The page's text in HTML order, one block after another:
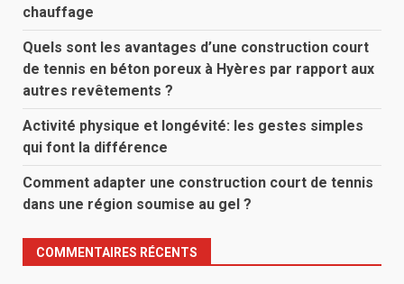
chauffage
Quels sont les avantages d’une construction court
de tennis en béton poreux à Hyères par rapport aux
autres revêtements ?
Activité physique et longévité: les gestes simples
qui font la différence
Comment adapter une construction court de tennis
dans une région soumise au gel ?
COMMENTAIRES RÉCENTS